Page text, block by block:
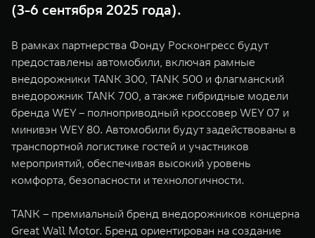
(3-6 сентября 2025 года).
В рамках партнерства Фонду Росконгресс будут
предоставлены автомобили, включая рамные
внедорожники TANK 300, TANK 500 и флагманский
внедорожник TANK 700, а также гибридные модели
бренда WEY – полноприводный кроссовер WEY 07 и
минивэн WEY 80. Автомобили будут задействованы в
транспортной логистике гостей и участников
мероприятий, обеспечивая высокий уровень
комфорта, безопасности и технологичности.
TANK – премиальный бренд внедорожников концерна
Great Wall Motor. Бренд ориентирован на создание